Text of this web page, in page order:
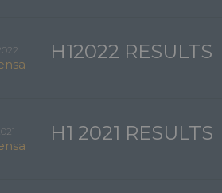
H12022 RESULTS
H1 2021 RESULTS